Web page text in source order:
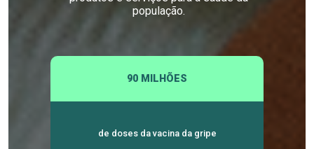
população.
90 MILHÕES
de doses da vacina da gripe